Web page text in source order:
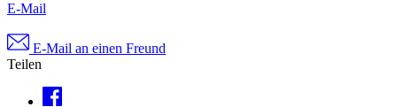
E-Mail
E-Mail an einen Freund
Teilen